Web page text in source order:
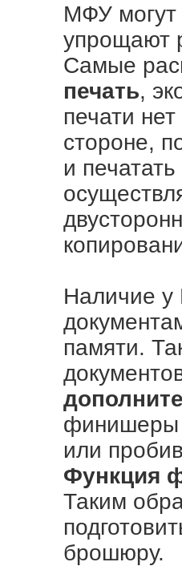
МФУ могут
упрощают
Самые
печать,
печати
стороне,
и
Наличие
памяти.
финишеры
или
Функция
Таким
брошюру.